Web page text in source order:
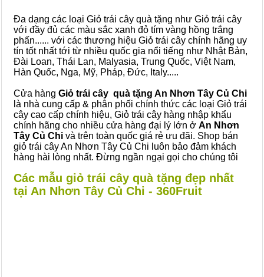
Đa dạng các loại Giỏ trái cây quà tặng như Giỏ trái cây
với đầy đủ các màu sắc xanh đỏ tím vàng hồng trắng
phấn...... với các thương hiệu Giỏ trái cây chính hãng uy
tín tốt nhất tới từ nhiều quốc gia nổi tiếng như Nhật Bản,
Đài Loan, Thái Lan, Malyasia, Trung Quốc, Việt Nam,
Hàn Quốc, Nga, Mỹ, Pháp, Đức, Italy.....
Cửa hàng Giỏ trái cây quà tặng An Nhơn Tây Củ Chi
là nhà cung cấp & phân phối chính thức các loại Giỏ trái
cây cao cấp chính hiệu, Giỏ trái cây hàng nhập khẩu
chính hãng cho nhiều cửa hàng đại lý lớn ở An Nhơn
Tây Củ Chi và trên toàn quốc giá rẻ ưu đãi. Shop bán
giỏ trái cây An Nhơn Tây Củ Chi luôn bảo đảm khách
hàng hài lòng nhất. Đừng ngần ngại gọi cho chúng tôi
Các mẫu giỏ trái cây quà tặng đẹp nhất
tại An Nhơn Tây Củ Chi - 360Fruit